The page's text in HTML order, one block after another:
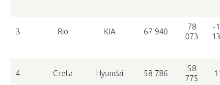
3 Rio KIA 67 940
78
073
-
4 Creta Hyundai 58 786
58
775